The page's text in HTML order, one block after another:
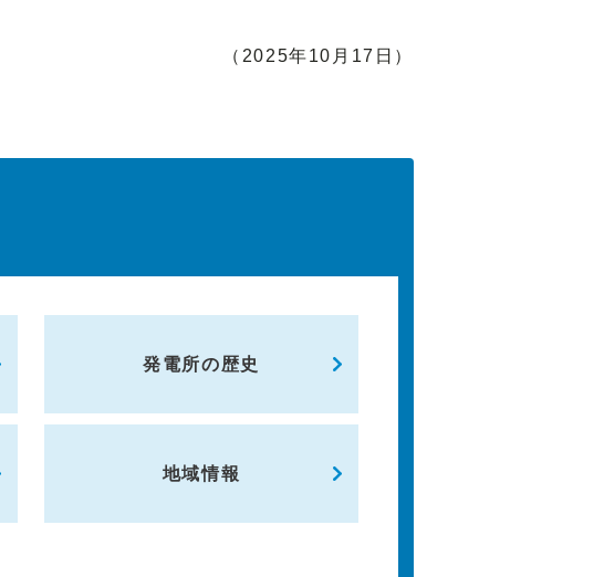
（2025年10月17日）
発電所の歴史
地域情報